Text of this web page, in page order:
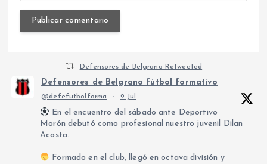
Defensores de Belgrano Retweeted
Defensores de Belgrano fútbol formativo
@defefutbolforma · 9 Jul
En el encuentro del sábado ante Deportivo
Morón debutó como profesional nuestro juvenil Dilan
Acosta.
Formado en el club, llegó en octava división y